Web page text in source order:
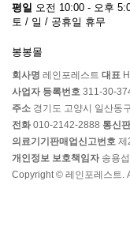
평일 오전 10:00 - 오후
토 / 일 / 공휴일 휴무
봉봉몰
회사명 레인포레스트 대표
사업자 등록번호 311-30-
주소 경기도 고양시 일산동
전화 010-2142-2888 통신
의료기기판매업신고번호 제
개인정보 보호책임자 송용섭
Copyright © 레인포레스트.